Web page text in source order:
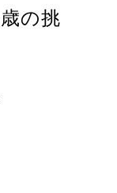
の挑